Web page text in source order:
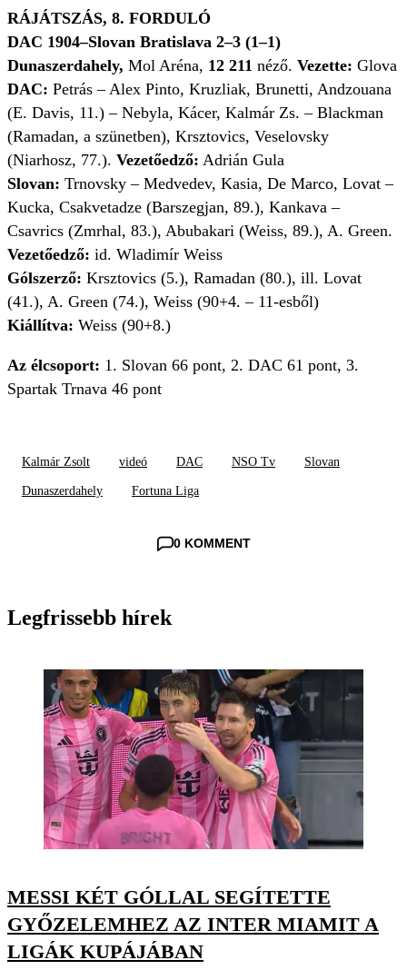
RÁJÁTSZÁS, 8. FORDULÓ
DAC 1904–Slovan Bratislava 2–3 (1–1)
Dunaszerdahely, Mol Aréna, 12 211 néző. Vezette: Glova
DAC: Petrás – Alex Pinto, Kruzliak, Brunetti, Andzouana
(E. Davis, 11.) – Nebyla, Kácer, Kalmár Zs. – Blackman
(Ramadan, a szünetben), Krsztovics, Veselovsky
(Niarhosz, 77.). Vezetőedző: Adrián Gula
Slovan: Trnovsky – Medvedev, Kasia, De Marco, Lovat –
Kucka, Csakvetadze (Barszegjan, 89.), Kankava –
Csavrics (Zmrhal, 83.), Abubakari (Weiss, 89.), A. Green.
Vezetőedző: id. Wladimír Weiss
Gólszerző: Krsztovics (5.), Ramadan (80.), ill. Lovat
(41.), A. Green (74.), Weiss (90+4. – 11-esből)
Kiállítva: Weiss (90+8.)
Az élcsoport: 1. Slovan 66 pont, 2. DAC 61 pont, 3.
Spartak Trnava 46 pont
Kalmár Zsolt videó DAC NSO Tv Slovan
Dunaszerdahely Fortuna Liga
0 KOMMENT
Legfrissebb hírek
MESSI KÉT GÓLLAL SEGÍTETTE
GYŐZELEMHEZ AZ INTER MIAMIT A
LIGÁK KUPÁJÁBAN